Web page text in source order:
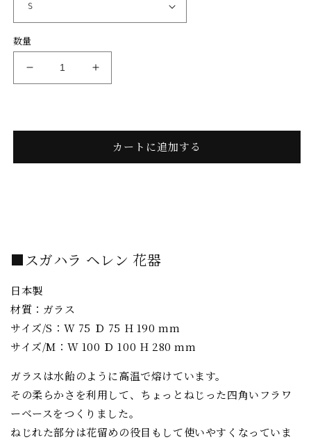
数量
HELEN/
［sugahara］
数
す
HELEN/
［sugahara］
数
す
カートに追加する
■スガハラ ヘレン 花器
日本製
材質：ガラス
サイズ/S：W 75 Ｄ 75 H 190 mm
サイズ/M：W 100 Ｄ 100 H 280 mm
ガラスは水飴のように高温で熔けています。
その柔らかさを利用して、ちょっとねじった四角いフラワ
ーベースをつくりました。
ねじれた部分は花留めの役目もして使いやすくなっていま